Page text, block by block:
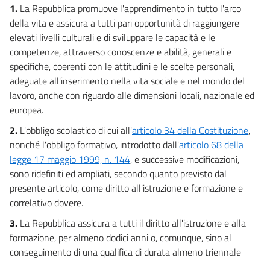
1. La Repubblica promuove l'apprendimento in tutto l'arco
della vita e assicura a tutti pari opportunità di raggiungere
elevati livelli culturali e di sviluppare le capacità e le
competenze, attraverso conoscenze e abilità, generali e
specifiche, coerenti con le attitudini e le scelte personali,
adeguate all'inserimento nella vita sociale e nel mondo del
lavoro, anche con riguardo alle dimensioni locali, nazionale ed
europea.
2. L'obbligo scolastico di cui all'articolo 34 della Costituzione,
nonché l'obbligo formativo, introdotto dall'articolo 68 della
legge 17 maggio 1999, n. 144, e successive modificazioni,
sono ridefiniti ed ampliati, secondo quanto previsto dal
presente articolo, come diritto all'istruzione e formazione e
correlativo dovere.
3. La Repubblica assicura a tutti il diritto all'istruzione e alla
formazione, per almeno dodici anni o, comunque, sino al
conseguimento di una qualifica di durata almeno triennale